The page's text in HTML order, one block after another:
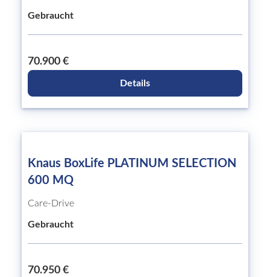
Gebraucht
70.900 €
Details
Knaus BoxLife PLATINUM SELECTION
600 MQ
Care-Drive
Gebraucht
70.950 €